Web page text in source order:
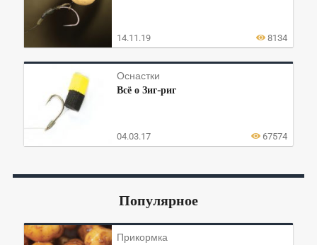
14.11.19 8134
Оснастки
Всё о Зиг-риг
04.03.17 67574
Популярное
Прикормка